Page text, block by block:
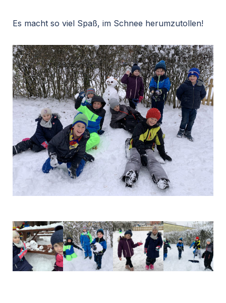
Es macht so viel Spaß, im Schnee herumzutollen!